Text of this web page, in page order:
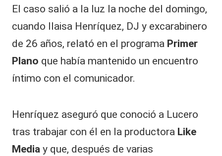
C
El caso salió a la luz la noche del domingo,
cuando Ilaisa Henríquez, DJ y excarabinero
de 26 años, relató en el programa Primer
Plano que había mantenido un encuentro
íntimo con el comunicador.
Henríquez aseguró que conoció a Lucero
tras trabajar con él en la productora Like
Media y que, después de varias